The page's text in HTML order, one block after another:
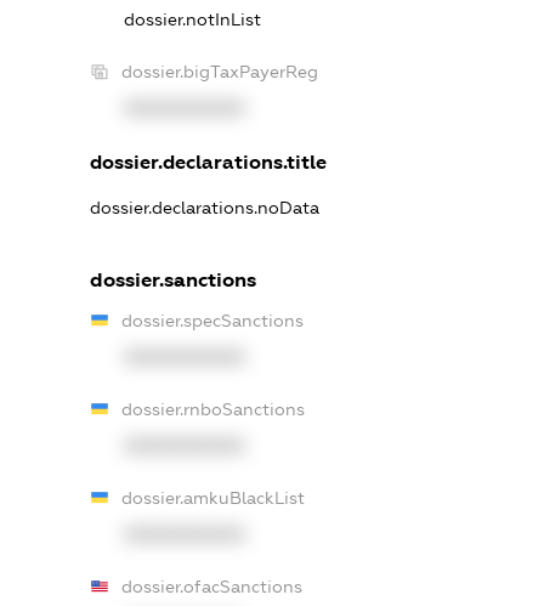
dossier.notInList
dossier.bigTaxPayerReg
dossier.declarations.title
dossier.declarations.noData
dossier.sanctions
dossier.specSanctions
dossier.rnboSanctions
dossier.amkuBlackList
dossier.ofacSanctions